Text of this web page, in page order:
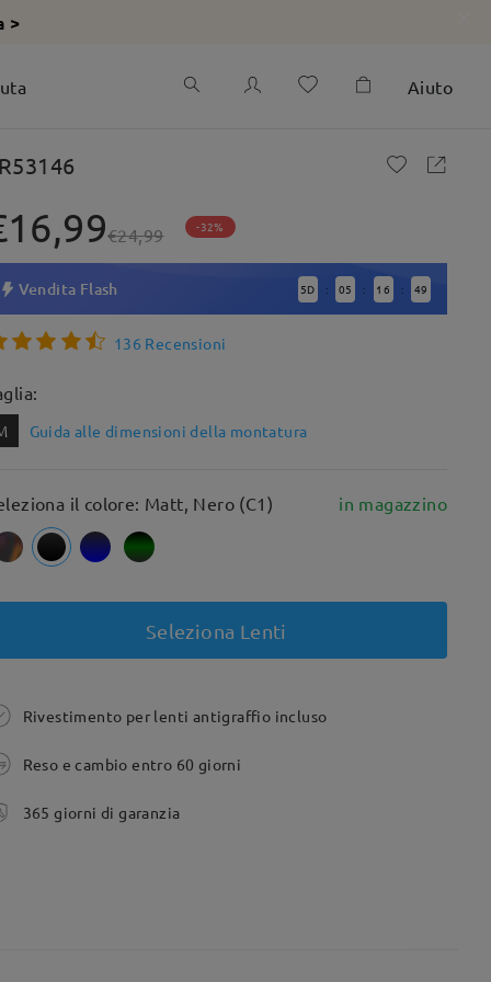
>
Aiuto
€24,99 -32%
Vendita Flash 5D : 05 : 16 : 48
136 Recensioni
Guida alle dimensioni della montatura
il colore: Matt, Nero (C1) in magazzino
Seleziona Lenti
Rivestimento per lenti antigraffio incluso
Reso e cambio entro 60 giorni
365 giorni di garanzia